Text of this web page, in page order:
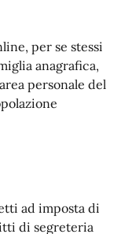
per se stessi
anagrafica,
personale del
ad imposta di
di segreteria